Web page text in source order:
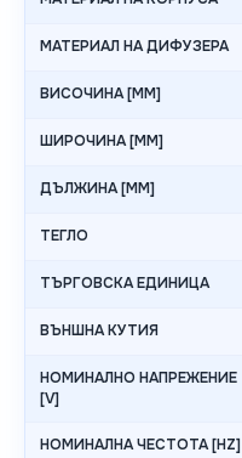
МАТЕРИАЛ НА ДИФУЗЕРА
ВИСОЧИНА [MM]
ШИРОЧИНА [MM]
ДЪЛЖИНА [MM]
ТЕГЛО
ТЪРГОВСКА ЕДИНИЦА
ВЪНШНА КУТИЯ
НОМИНАЛНО НАПРЕЖЕНИЕ
[V]
НОМИНАЛНА ЧЕСТОТА [HZ]